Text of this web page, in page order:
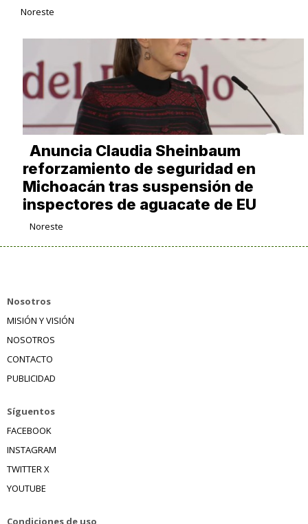
Noreste
Anuncia Claudia Sheinbaum
reforzamiento de seguridad en
Michoacán tras suspensión de
inspectores de aguacate de EU
Noreste
Nosotros
MISIÓN Y VISIÓN
NOSOTROS
CONTACTO
PUBLICIDAD
Síguentos
FACEBOOK
INSTAGRAM
TWITTER X
YOUTUBE